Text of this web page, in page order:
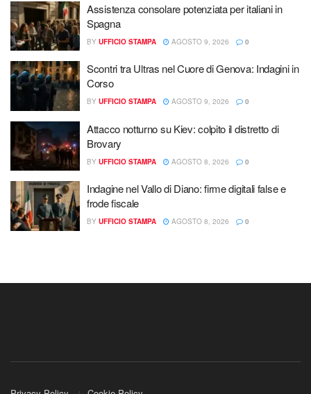
Assistenza consolare potenziata per italiani in
Spagna
BY UFFICIO STAMPA AGOSTO 9, 2026 0
Scontri tra Ultras nel Cuore di Genova: Indagini in
Corso
BY UFFICIO STAMPA AGOSTO 9, 2026 0
Attacco notturno su Kiev: colpito il distretto di
Brovary
BY UFFICIO STAMPA AGOSTO 8, 2026 0
Indagine nel Vallo di Diano: firme digitali false e
frode fiscale
BY UFFICIO STAMPA AGOSTO 8, 2026 0